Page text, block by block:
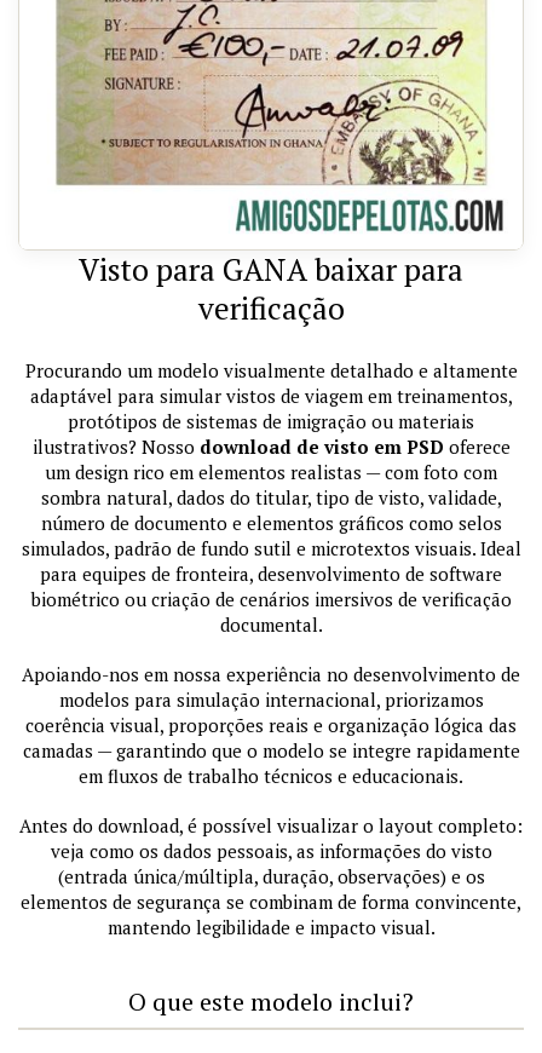
Visto para GANA baixar para
verificação
Procurando um modelo visualmente detalhado e altamente
adaptável para simular vistos de viagem em treinamentos,
protótipos de sistemas de imigração ou materiais
ilustrativos? Nosso download de visto em PSD oferece
um design rico em elementos realistas — com foto com
sombra natural, dados do titular, tipo de visto, validade,
número de documento e elementos gráficos como selos
simulados, padrão de fundo sutil e microtextos visuais. Ideal
para equipes de fronteira, desenvolvimento de software
biométrico ou criação de cenários imersivos de verificação
documental.
Apoiando-nos em nossa experiência no desenvolvimento de
modelos para simulação internacional, priorizamos
coerência visual, proporções reais e organização lógica das
camadas — garantindo que o modelo se integre rapidamente
em fluxos de trabalho técnicos e educacionais.
Antes do download, é possível visualizar o layout completo:
veja como os dados pessoais, as informações do visto
(entrada única/múltipla, duração, observações) e os
elementos de segurança se combinam de forma convincente,
mantendo legibilidade e impacto visual.
O que este modelo inclui?